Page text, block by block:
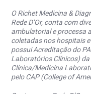
O Richet Medicina &
Rede D’Or, conta com
ambulatorial e processa
coletadas nos hospitais e
possui Acreditação do
Laboratórios Clínicos)
Clínica/Medicina
pelo CAP (College of